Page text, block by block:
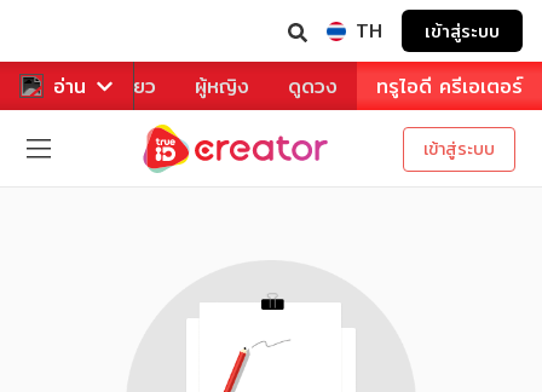
TH เข้าสู่ระบบ
อ่าน
หาร ท่องเที่ยว ผู้หญิง ดูดวง ทรูไอดี ครีเอเตอร์
เข้าสู่ระบบ